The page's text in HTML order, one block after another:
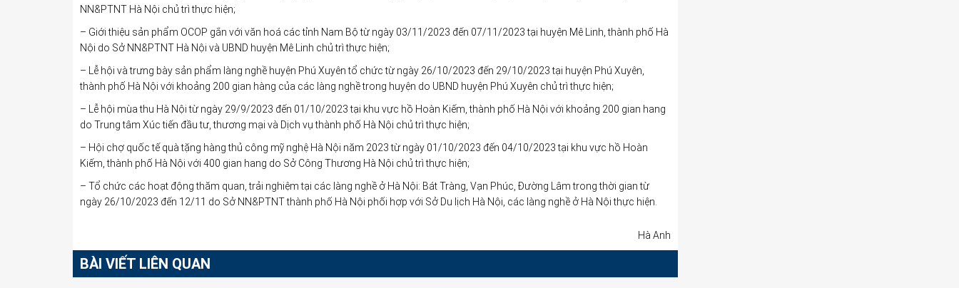
NN&PTNT Hà Nội chủ trì thực hiện;
– Giới thiệu sản phẩm OCOP gắn với văn hoá các tỉnh Nam Bộ từ ngày 03/11/2023 đến 07/11/2023 tại huyện Mê Linh, thành phố Hà
Nội do Sở NN&PTNT Hà Nội và UBND huyện Mê Linh chủ trì thực hiện;
– Lễ hội và trưng bày sản phẩm làng nghề huyện Phú Xuyên tổ chức từ ngày 26/10/2023 đến 29/10/2023 tại huyện Phú Xuyên,
thành phố Hà Nội với khoảng 200 gian hàng của các làng nghề trong huyện do UBND huyện Phú Xuyên chủ trì thực hiện;
– Lễ hội mùa thu Hà Nội từ ngày 29/9/2023 đến 01/10/2023 tại khu vực hồ Hoàn Kiếm, thành phố Hà Nội với khoảng 200 gian hang
do Trung tâm Xúc tiến đầu tư, thương mại và Dịch vụ thành phố Hà Nội chủ trì thực hiện;
– Hội chợ quốc tế quà tặng hàng thủ công mỹ nghệ Hà Nội năm 2023 từ ngày 01/10/2023 đến 04/10/2023 tại khu vực hồ Hoàn
Kiếm, thành phố Hà Nội với 400 gian hang do Sở Công Thương Hà Nội chủ trì thực hiện;
– Tổ chức các hoạt động thăm quan, trải nghiệm tại các làng nghề ở Hà Nội: Bát Tràng, Vạn Phúc, Đường Lâm trong thời gian từ
ngày 26/10/2023 đến 12/11 do Sở NN&PTNT thành phố Hà Nội phối hợp với Sở Du lịch Hà Nội, các làng nghề ở Hà Nội thực hiện.
Hà Anh
BÀI VIẾT LIÊN QUAN